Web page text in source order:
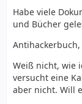
Habe viele
und Bücher
Weiß nicht, wie
versucht eine
aber nicht. Will